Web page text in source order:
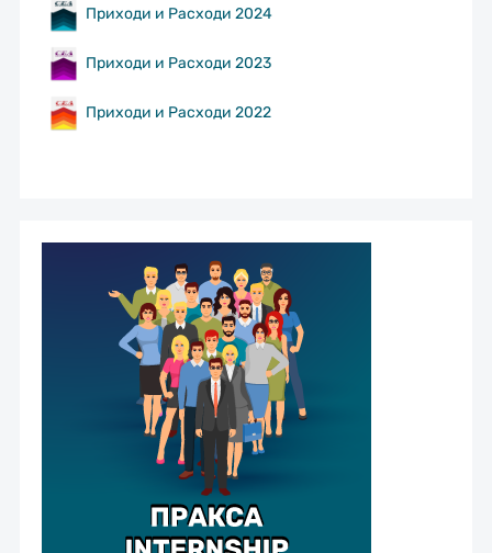
Приходи и Расходи 2024
Приходи и Расходи 2023
Приходи и Расходи 2022